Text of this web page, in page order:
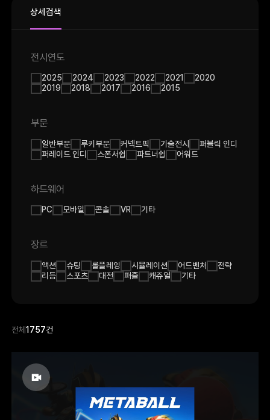
상세검색
전시연도
2025 2024 2023 2022 2021
2020
2019
2018 2017 2016 2015
부문
일반부문 루키부문 커넥트픽 기술전시
퍼블릭 인디
퍼레이드 인디
스폰서쉽 파트너쉽 어워드
하드웨어
PC 모바일 콘솔 VR 기타
장르
액션 슈팅 롤플레잉 시뮬레이션 어드벤처
전략
리듬
스포츠 대전 퍼즐 캐쥬얼 기타
전체 1757건